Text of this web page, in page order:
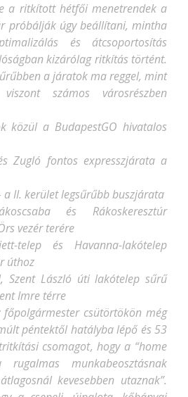
a ritkított hétfői menetrendek a
próbálják úgy beállítani, mintha
és átcsoportosítás
kizárólag ritkítás történt.
a járatok ma reggel, mint
számos városrészben
közül a BudapestGO hivatalos
Zugló fontos expresszjárata a
a II. kerület legsűrűbbbuszjárata
és Rákoskeresztúr
vezér terére
telep és Havanna-lakótelep
úthoz
Szent László úti lakótelep sűrű
Imre térre
főpolgármester csütörtökön még
péntektől hatályba lépő és 53
csomagot, hogy a “home
munkabeosztásnak
kevesebben utaznak”.